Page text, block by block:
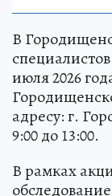
В
июля 2026
адресу: г.
9:00 до 13:00.
В рамках